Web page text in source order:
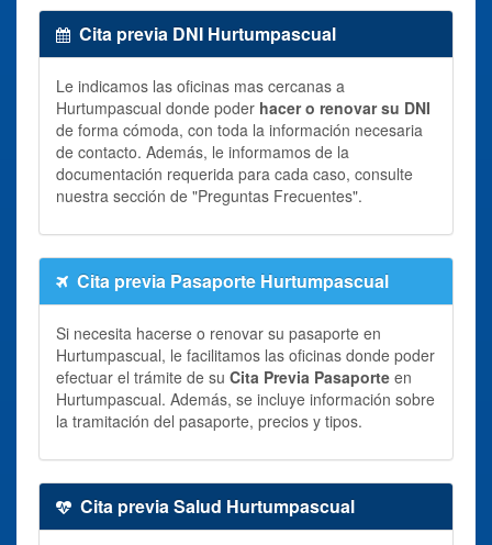
Cita previa DNI Hurtumpascual
Le indicamos las oficinas mas cercanas a
Hurtumpascual donde poder hacer o renovar su DNI
de forma cómoda, con toda la información necesaria
de contacto. Además, le informamos de la
documentación requerida para cada caso, consulte
nuestra sección de "Preguntas Frecuentes".
Cita previa Pasaporte Hurtumpascual
Si necesita hacerse o renovar su pasaporte en
Hurtumpascual, le facilitamos las oficinas donde poder
efectuar el trámite de su Cita Previa Pasaporte en
Hurtumpascual. Además, se incluye información sobre
la tramitación del pasaporte, precios y tipos.
Cita previa Salud Hurtumpascual